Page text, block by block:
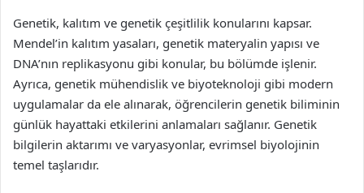
Genetik, kalıtım ve genetik çeşitlilik konularını kapsar.
Mendel’in kalıtım yasaları, genetik materyalin yapısı ve
DNA’nın replikasyonu gibi konular, bu bölümde işlenir.
Ayrıca, genetik mühendislik ve biyoteknoloji gibi modern
uygulamalar da ele alınarak, öğrencilerin genetik biliminin
günlük hayattaki etkilerini anlamaları sağlanır. Genetik
bilgilerin aktarımı ve varyasyonlar, evrimsel biyolojinin
temel taşlarıdır.